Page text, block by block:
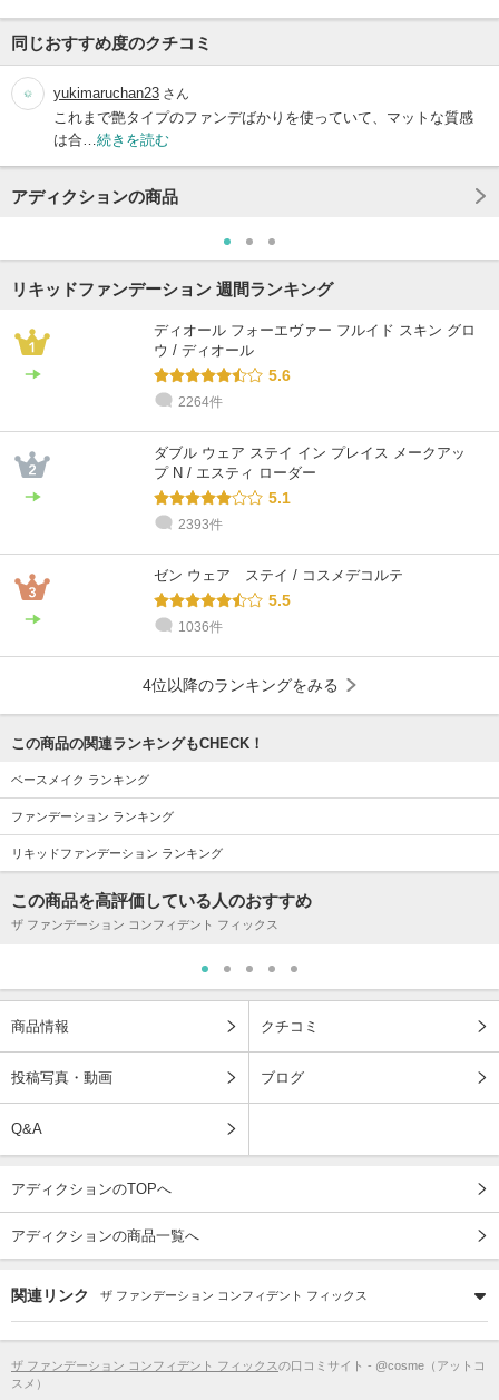
同じおすすめ度のクチコミ
yukimaruchan23 さん
これまで艶タイプのファンデばかりを使っていて、マットな質感
は合… 続きを読む
アディクションの商品
リキッドファンデーション 週間ランキング
ディオール フォーエヴァー フルイド スキン グロ
ウ / ディオール
5.6
2264件
ダブル ウェア ステイ イン プレイス メークアッ
プ N / エスティ ローダー
5.1
2393件
ゼン ウェア ステイ / コスメデコルテ
5.5
1036件
4位以降のランキングをみる
この商品の関連ランキングもCHECK！
ベースメイク ランキング
ファンデーション ランキング
リキッドファンデーション ランキング
この商品を高評価している人のおすすめ
ザ ファンデーション コンフィデント フィックス
商品情報 クチコミ
投稿写真・動画 ブログ
Q&A
アディクションのTOPへ
アディクションの商品一覧へ
関連リンク ザ ファンデーション コンフィデント フィックス
ザ ファンデーション コンフィデント フィックスの口コミサイト - @cosme（アットコ
スメ）